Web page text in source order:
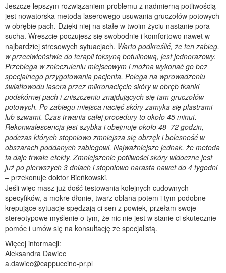
Jeszcze lepszym rozwiązaniem problemu z nadmierną potliwością
jest nowatorska metoda laserowego usuwania gruczołów potowych
w obrębie pach. Dzięki niej na stałe w twoim życiu nastanie pora
sucha. Wreszcie poczujesz się swobodnie i komfortowo nawet w
najbardziej stresowych sytuacjach. Warto podkreślić, że ten zabieg,
w przeciwieństwie do terapii toksyną botulinową, jest jednorazowy.
Przebiega w znieczuleniu miejscowym i można wykonać go bez
specjalnego przygotowania pacjenta. Polega na wprowadzeniu
światłowodu lasera przez mikronacięcie skóry w obręb tkanki
podskórnej pach i zniszczeniu znajdujących się tam gruczołów
potowych. Po zabiegu miejsca nacięć skóry zamyka się plastrami
lub szwami. Czas trwania całej procedury to około 45 minut.
Rekonwalescencja jest szybka i obejmuje około 48–72 godzin,
podczas których stopniowo zmniejsza się obrzęk i bolesność w
obszarach poddanych zabiegowi. Najważniejsze jednak, że metoda
ta daje trwałe efekty. Zmniejszenie potliwości skóry widoczne jest
już po pierwszych 3 dniach i stopniowo narasta nawet do 4 tygodni
– przekonuje doktor Bieńkowski.
Jeśli więc masz już dość testowania kolejnych cudownych
specyfików, a mokre dłonie, twarz oblana potem i tym podobne
krępujące sytuacje spędzają ci sen z powiek, przełam swoje
stereotypowe myślenie o tym, że nic nie jest w stanie ci skutecznie
pomóc i umów się na konsultację ze specjalistą.
Więcej informacji:
Aleksandra Dawiec
a.dawiec@cappuccino-pr.pl